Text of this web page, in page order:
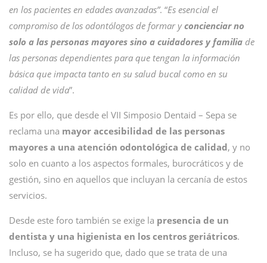
en los pacientes en edades avanzadas”. “Es esencial el
compromiso de los odontólogos de formar yconcienciar no
solo a las personas mayores sino a cuidadores y familia de
las personas dependientes para que tengan la información
básica que impacta tanto en su salud bucal como en su
calidad de vida”.
Es por ello, que desde el VII Simposio Dentaid – Sepa se
reclama una mayor accesibilidad de las personas
mayores a una atención odontológica de calidad, y no
solo en cuanto a los aspectos formales, burocráticos y de
gestión, sino en aquellos que incluyan la cercanía de estos
servicios.
Desde este foro también se exige la presencia de un
dentista y una higienista en los centros geriátricos.
Incluso, se ha sugerido que, dado que se trata de una